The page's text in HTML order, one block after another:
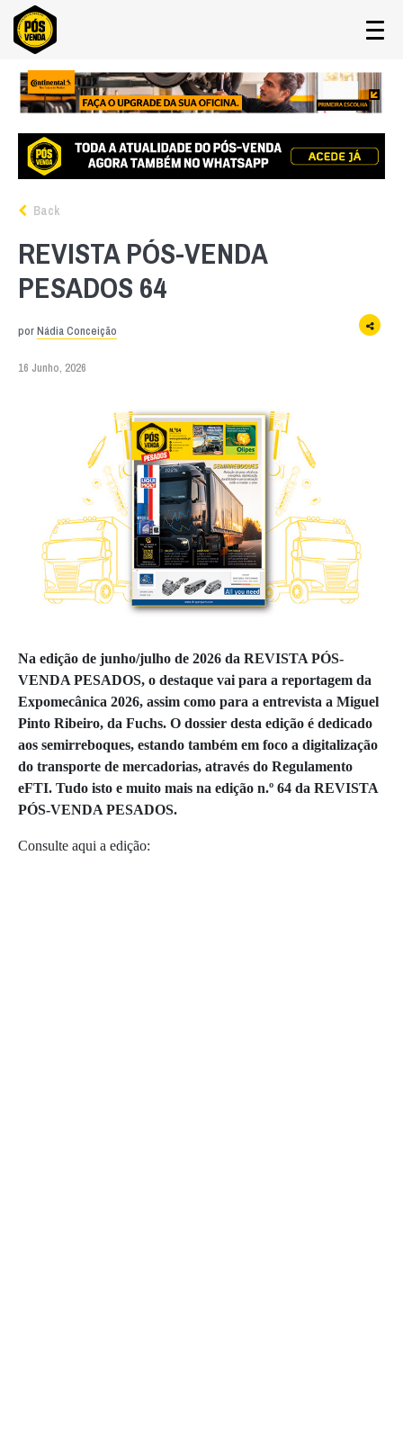
Back
REVISTA PÓS-VENDA
PESADOS 64
porNádia Conceição
16 Junho, 2026
Na edição de junho/julho de 2026 da REVISTA PÓS-
VENDA PESADOS, o destaque vai para a reportagem da
Expomecânica 2026, assim como para a entrevista a Miguel
Pinto Ribeiro, da Fuchs. O dossier desta edição é dedicado
aos semirreboques, estando também em foco a digitalização
do transporte de mercadorias, através do Regulamento
eFTI. Tudo isto e muito mais na edição n.º 64 da REVISTA
PÓS-VENDA PESADOS.
Consulte aqui a edição: